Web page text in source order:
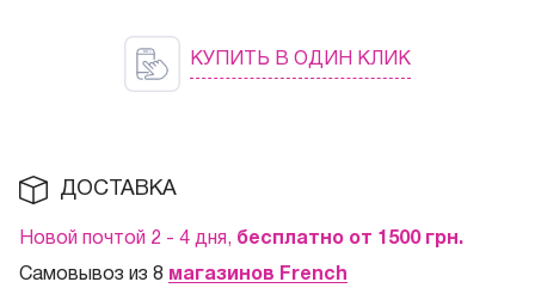
КУПИТЬ В ОДИН КЛИК
ДОСТАВКА
Новой почтой 2 - 4 дня, бесплатно от 1500 грн.
Самовывоз из 8 магазинов French